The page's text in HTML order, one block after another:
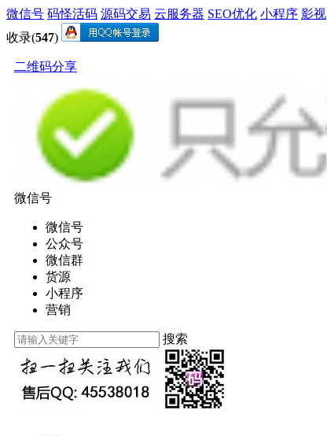
微信号 码怪活码 源码交易 云服务器 SEO优化 小程序 影视
收录(547)
二维码分享
微信号
微信号
公众号
微信群
货源
小程序
营销
搜索